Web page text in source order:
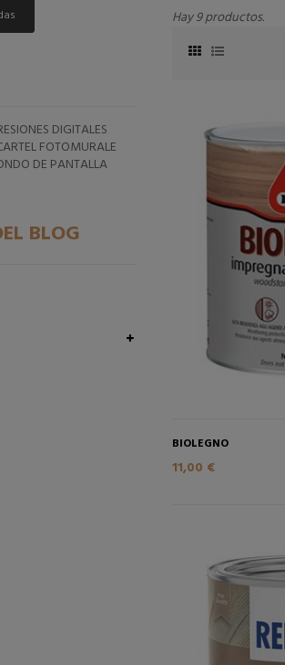
DIGITALES
FOTOMURALE
DE PANTALLA
BLOG
Hay 9 productos.
BIOLEGNO
11,00 €